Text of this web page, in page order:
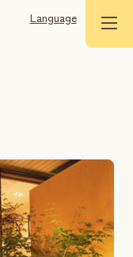
Language